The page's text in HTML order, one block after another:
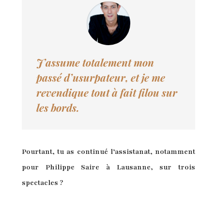
J’assume totalement mon
passé d’usurpateur, et je me
revendique tout à fait filou sur
les bords.
Pourtant, tu as continué l’assistanat, notamment
pour Philippe Saire à Lausanne, sur trois
spectacles ?